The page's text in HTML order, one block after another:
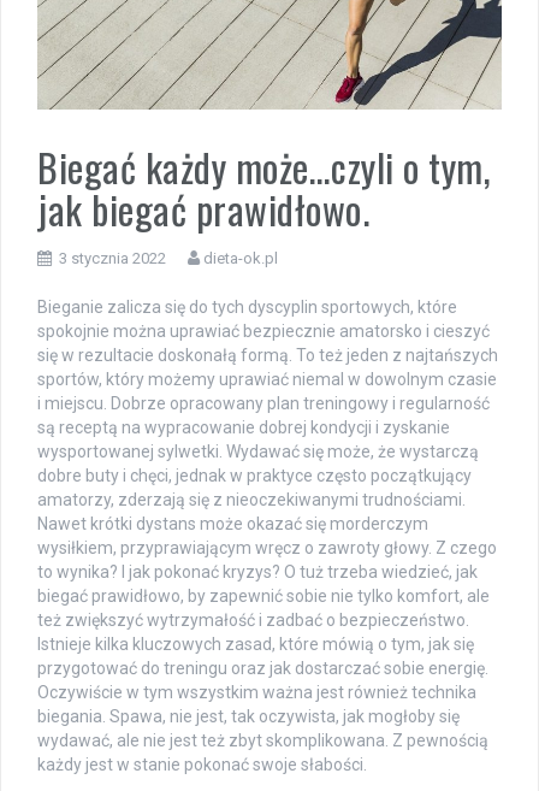
Biegać każdy może…czyli o tym,
jak biegać prawidłowo.
3 stycznia 2022 dieta-ok.pl
Bieganie zalicza się do tych dyscyplin sportowych, które
spokojnie można uprawiać bezpiecznie amatorsko i cieszyć
się w rezultacie doskonałą formą. To też jeden z najtańszych
sportów, który możemy uprawiać niemal w dowolnym czasie
i miejscu. Dobrze opracowany plan treningowy i regularność
są receptą na wypracowanie dobrej kondycji i zyskanie
wysportowanej sylwetki. Wydawać się może, że wystarczą
dobre buty i chęci, jednak w praktyce często początkujący
amatorzy, zderzają się z nieoczekiwanymi trudnościami.
Nawet krótki dystans może okazać się morderczym
wysiłkiem, przyprawiającym wręcz o zawroty głowy. Z czego
to wynika? I jak pokonać kryzys? O tuż trzeba wiedzieć, jak
biegać prawidłowo, by zapewnić sobie nie tylko komfort, ale
też zwiększyć wytrzymałość i zadbać o bezpieczeństwo.
Istnieje kilka kluczowych zasad, które mówią o tym, jak się
przygotować do treningu oraz jak dostarczać sobie energię.
Oczywiście w tym wszystkim ważna jest również technika
biegania. Spawa, nie jest, tak oczywista, jak mogłoby się
wydawać, ale nie jest też zbyt skomplikowana. Z pewnością
każdy jest w stanie pokonać swoje słabości.